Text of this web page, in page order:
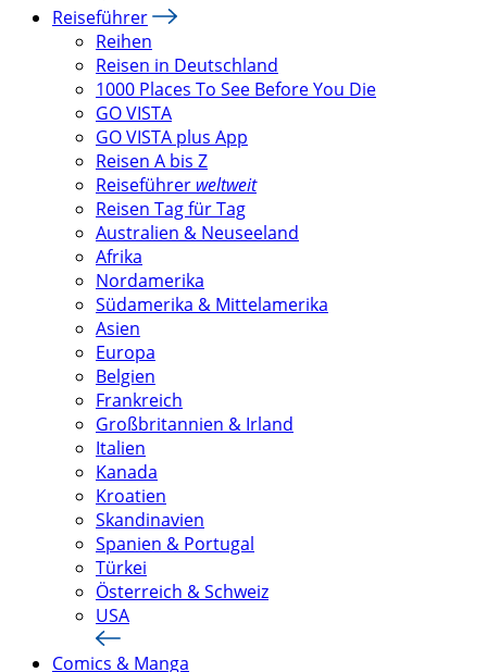
Reiseführer
Reihen
Reisen in Deutschland
1000 Places To See Before You Die
GO VISTA
GO VISTA plus App
Reisen A bis Z
Reiseführer weltweit
Reisen Tag für Tag
Australien & Neuseeland
Afrika
Nordamerika
Südamerika & Mittelamerika
Asien
Europa
Belgien
Frankreich
Großbritannien & Irland
Italien
Kanada
Kroatien
Skandinavien
Spanien & Portugal
Türkei
Österreich & Schweiz
USA
Comics & Manga